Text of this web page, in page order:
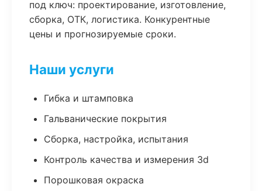
под ключ: проектирование, изготовление,
сборка, ОТК, логистика. Конкурентные
цены и прогнозируемые сроки.
Наши услуги
Гибка и штамповка
Гальванические покрытия
Сборка, настройка, испытания
Контроль качества и измерения 3d
Порошковая окраска